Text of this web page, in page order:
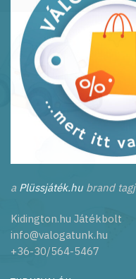
a Plüssjáték.hu brand
Kidington.hu Játékbolt
info@valogatunk.hu
+36-30/564-5467